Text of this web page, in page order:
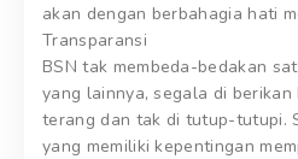
akan dengan berbahagia hati
Transparansi
BSN tak membeda-bedakan
yang lainnya, segala di
terang dan tak di tutup-tutupi.
yang memiliki kepentingan